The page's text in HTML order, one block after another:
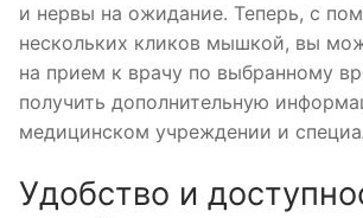
и нервы на ожидание. Теперь, с
нескольких кликов мышкой, вы
на прием к врачу по выбранному
получить дополнительную
медицинском учреждении и
Удобство и